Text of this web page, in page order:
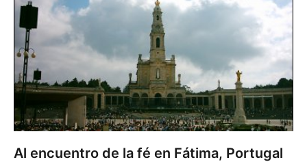
Al encuentro de la fé en Fátima, Portugal